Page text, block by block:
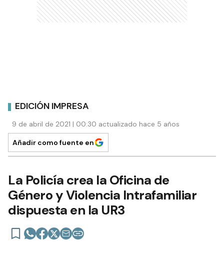
EDICIÓN IMPRESA
9 de abril de 2021 | 00:30 actualizado hace 5 años
Añadir como fuente en
La Policía crea la Oficina de
Género y Violencia Intrafamiliar
dispuesta en la UR3